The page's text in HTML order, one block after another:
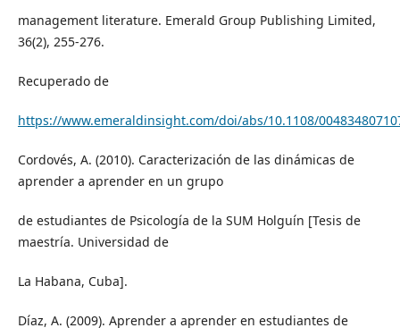
management literature. Emerald Group Publishing Limited,
36(2), 255-276.
Recuperado de
https://www.emeraldinsight.com/doi/abs/10.1108/
Cordovés, A. (2010). Caracterización de las dinámicas de
aprender a aprender en un grupo
de estudiantes de Psicología de la SUM Holguín [Tesis de
maestría. Universidad de
La Habana, Cuba].
Díaz, A. (2009). Aprender a aprender en estudiantes de